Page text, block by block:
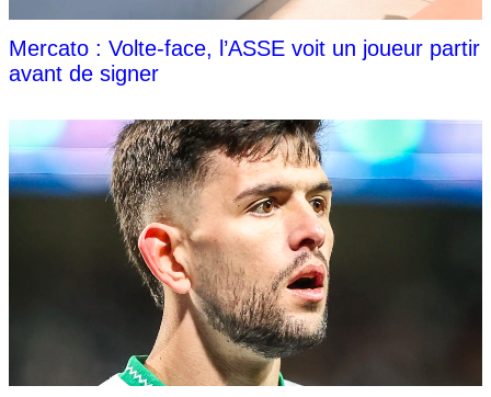
Mercato : Volte-face, l’ASSE voit un joueur partir
avant de signer